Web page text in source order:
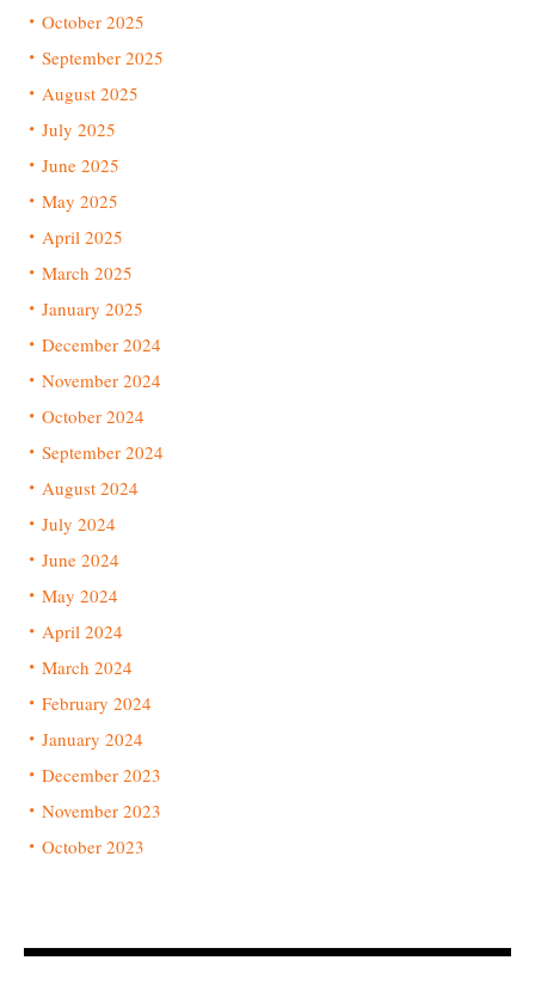
October 2025
September 2025
August 2025
July 2025
June 2025
May 2025
April 2025
March 2025
January 2025
December 2024
November 2024
October 2024
September 2024
August 2024
July 2024
June 2024
May 2024
April 2024
March 2024
February 2024
January 2024
December 2023
November 2023
October 2023